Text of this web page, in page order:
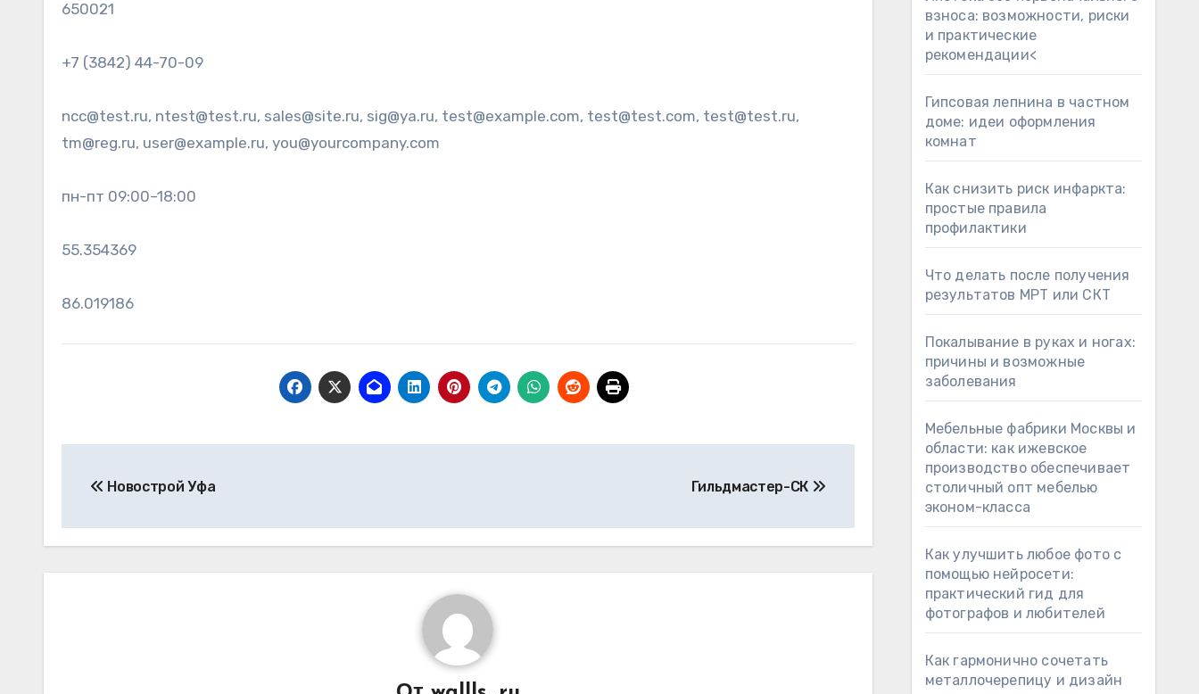
650021
+7 (3842) 44-70-09
ncc@test.ru, ntest@test.ru, sales@site.ru, sig@ya.ru, test@example.com, test@test.com, test@test.ru,
tm@reg.ru, user@example.ru, you@yourcompany.com
пн-пт 09:00–18:00
55.354369
86.019186
по
записям
Новострой Уфа Гильдмастер-СК
взноса: возможности, риски
и практические
рекомендации<
Гипсовая лепнина в частном
доме: идеи оформления
комнат
Как снизить риск инфаркта:
простые правила
профилактики
Что делать после получения
результатов МРТ или СКТ
Покалывание в руках и ногах:
причины и возможные
заболевания
Мебельные фабрики Москвы и
области: как ижевское
производство обеспечивает
столичный опт мебелью
эконом-класса
Как улучшить любое фото с
помощью нейросети:
практический гид для
фотографов и любителей
Как гармонично сочетать
металлочерепицу и дизайн